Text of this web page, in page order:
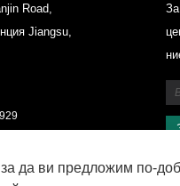
Road,
Jiangsu,
за да ви предложим по-